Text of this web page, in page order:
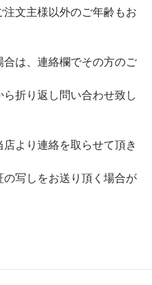
注文主様以外のご年齢もお
合は、連絡欄でその方のご
折り返し問い合わせ致し
店より連絡を取らせて頂き
写しをお送り頂く場合が
について